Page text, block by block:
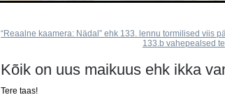
“Reaalne kaamera: Nädal” ehk 133. lennu tormilised viis
133.b vahepealsed
Kõik on uus maikuus ehk ikka
Tere taas!